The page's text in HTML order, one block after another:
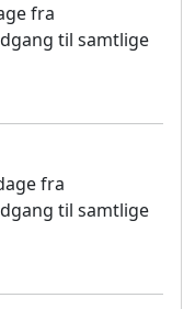
fra
til samtlige
fra
til samtlige